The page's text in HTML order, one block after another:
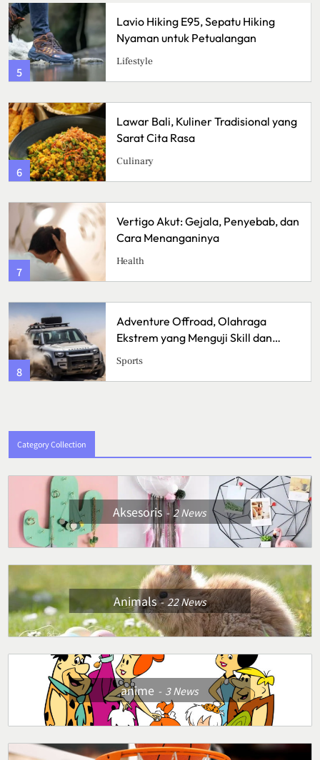
1
Crispy Cheese Bombs, Camilan
Renyah dengan Ledakan Keju yang
Sulit Ditolak
Kuliner
2
Ikan Fillet Saus Rempah, Sajian
Lezat dengan Aroma Kaya yang
Menggugah Selera
Kuliner
3
Sunrise Point Cukul, Destinasi Hits
dengan Panorama Pagi
Travel
4
Bisnis Kain Perca: Tips Sukses
Memulai Usaha Kerajinan
Bussiness
Category Collection
Aksesoris 2News
Animals 22News
anime 3News